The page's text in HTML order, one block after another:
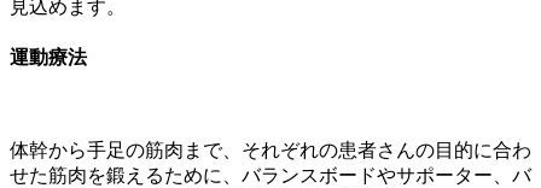
見込めます。
運動療法
体幹から手足の筋肉まで、それぞれの患者さんの目的に合わ
せた筋肉を鍛えるために、バランスボードやサポーター、バ